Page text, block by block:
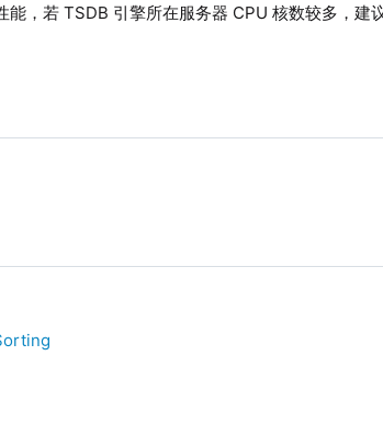
能，若 TSDB 引擎所在服务器 CPU 核数较多，建